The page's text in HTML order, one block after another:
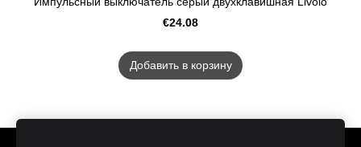
€24.08
Добавить в корзину